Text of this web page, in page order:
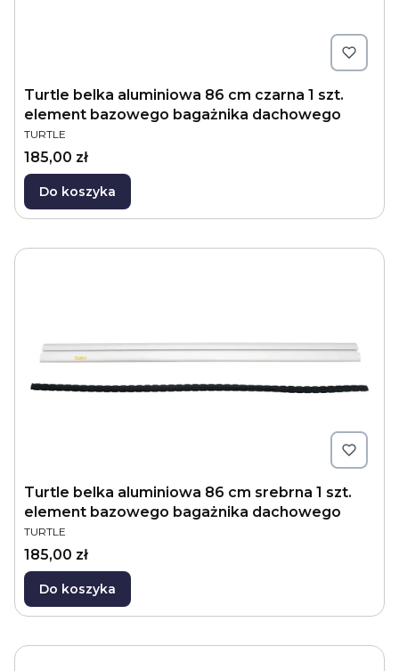
Turtle belka aluminiowa 86 cm czarna 1 szt.
element bazowego bagażnika dachowego
PRODUCENT
TURTLE
Cena
185,00 zł
Do koszyka
Turtle belka aluminiowa 86 cm srebrna 1 szt.
element bazowego bagażnika dachowego
PRODUCENT
TURTLE
Cena
185,00 zł
Do koszyka